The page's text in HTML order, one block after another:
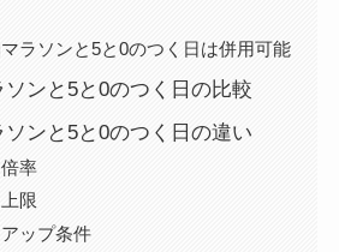
ラソンと5と0のつく日は併用可能
ンと5と0のつく日の比較
ンと5と0のつく日の違い
率
限
ップ条件